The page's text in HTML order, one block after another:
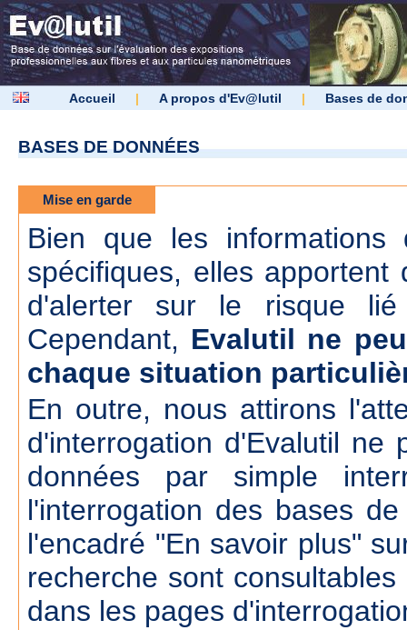
Accueil | A propos d'Ev@lutil | Bases de
BASES DE DONNÉES
Mise en garde
Bien que les informations
spécifiques, elles
d'alerter sur le risque
Cependant, Evalutil ne
chaque situation
En outre, nous attirons
d'interrogation d'Evalutil ne
données par simple
l'interrogation des bases
l'encadré "En savoir plus"
recherche sont
dans les pages